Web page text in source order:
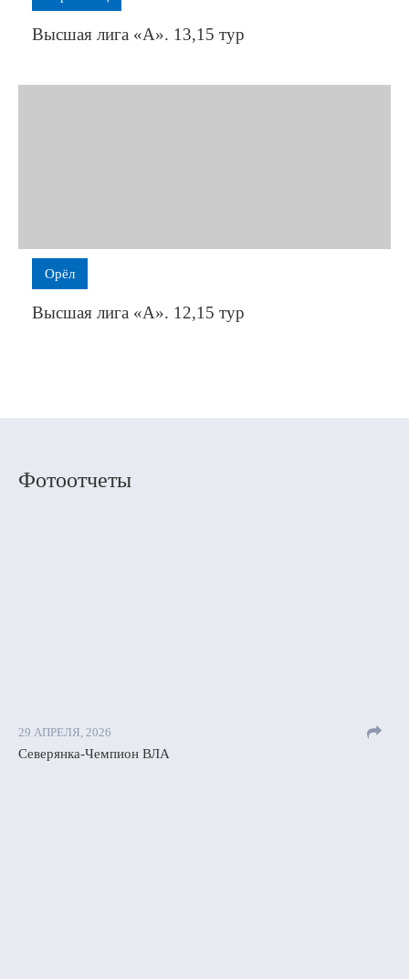
Высшая лига «А». 13,15 тур
Орёл
Высшая лига «А». 12,15 тур
Фотоотчеты
29 АПРЕЛЯ, 2026
Северянка-Чемпион ВЛА